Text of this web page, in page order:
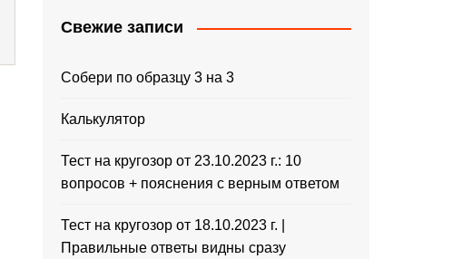
Свежие записи
Собери по образцу 3 на 3
Калькулятор
Тест на кругозор от 23.10.2023 г.: 10
вопросов + пояснения с верным ответом
Тест на кругозор от 18.10.2023 г. |
Правильные ответы видны сразу